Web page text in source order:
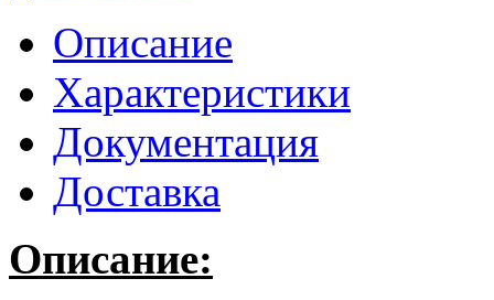
Описание
Характеристики
Документация
Доставка
Описание: